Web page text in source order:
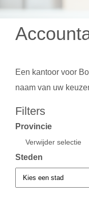
Een kantoor voor
naam van uw
Filters
Provincie
Verwijder selectie
Steden